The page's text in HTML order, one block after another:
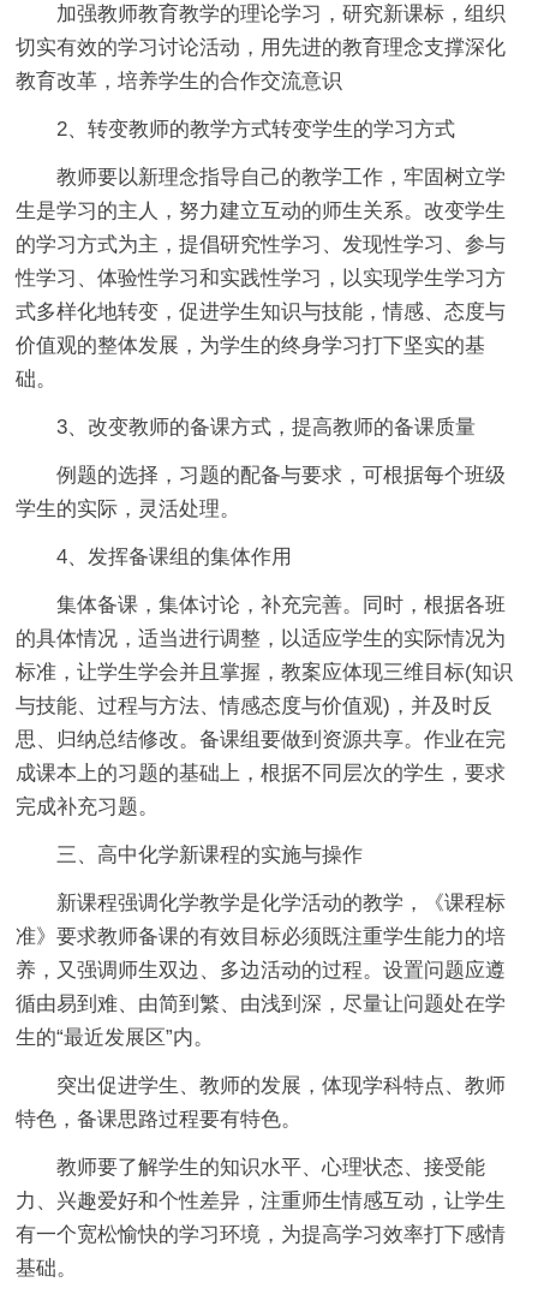
加强教师教育教学的理论学习，研究新课标，组织
切实有效的学习讨论活动，用先进的教育理念支撑深化
教育改革，培养学生的合作交流意识
2、转变教师的教学方式转变学生的学习方式
教师要以新理念指导自己的教学工作，牢固树立学
生是学习的主人，努力建立互动的师生关系。改变学生
的学习方式为主，提倡研究性学习、发现性学习、参与
性学习、体验性学习和实践性学习，以实现学生学习方
式多样化地转变，促进学生知识与技能，情感、态度与
价值观的整体发展，为学生的终身学习打下坚实的基
础。
3、改变教师的备课方式，提高教师的备课质量
例题的选择，习题的配备与要求，可根据每个班级
学生的实际，灵活处理。
4、发挥备课组的集体作用
集体备课，集体讨论，补充完善。同时，根据各班
的具体情况，适当进行调整，以适应学生的实际情况为
标准，让学生学会并且掌握，教案应体现三维目标(知识
与技能、过程与方法、情感态度与价值观)，并及时反
思、归纳总结修改。备课组要做到资源共享。作业在完
成课本上的习题的基础上，根据不同层次的学生，要求
完成补充习题。
三、高中化学新课程的实施与操作
新课程强调化学教学是化学活动的教学，《课程标
准》要求教师备课的有效目标必须既注重学生能力的培
养，又强调师生双边、多边活动的过程。设置问题应遵
循由易到难、由简到繁、由浅到深，尽量让问题处在学
生的“最近发展区”内。
突出促进学生、教师的发展，体现学科特点、教师
特色，备课思路过程要有特色。
教师要了解学生的知识水平、心理状态、接受能
力、兴趣爱好和个性差异，注重师生情感互动，让学生
有一个宽松愉快的学习环境，为提高学习效率打下感情
基础。